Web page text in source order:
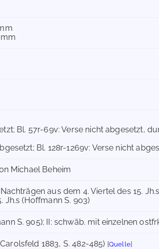
mm
Bl. 57r-69v: Verse nicht abgesetzt,
Bl. 128r-1269v: Verse nicht
Michael Beheim
Nachträgen aus dem 4. Viertel des 15.
Jh.s (Hoffmann S. 903)
S. 905); II: schwäb. mit einzelnen
1883, S. 482-485) [Quelle]